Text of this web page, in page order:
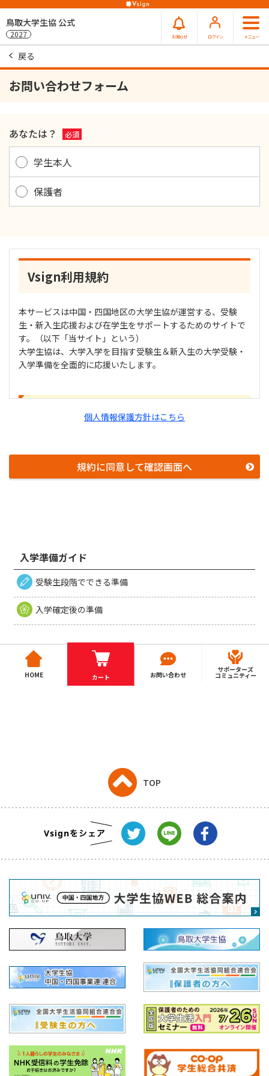
鳥取大学生協 公式
2027 お知らせ ログイン メニュー
戻る
お問い合わせフォーム
あなたは？ 必須
学生本人
保護者
Vsign利用規約
本サービスは中国・四国地区の大学生協が運営する、受験
生・新入生応援および在学生をサポートするためのサイトで
す。（以下「当サイト」という）
大学生協は、大学入学を目指す受験生＆新入生の大学受験・
入学準備を全面的に応援いたします。
ご利用規約 (2022年6月1日改正)
ユーザーの皆様は鳥取大学生活協同組合（以下「鳥取大学生
この利用規約の他に、当サイト内の個別サービスの利用規約
が存在する場合は、その利用規約の内容を承諾の上、利用す
ることになります。
また、当サイトからリンクされた大学生協中国四国事業連合
に属する会員大学生協（以下「会員大学生協」という）等の
他サイトの利用規約が存在する場合は、その利用規約の内容
2. ユーザーの資格
本サービスの利用に際して、情報を登録のうえ、アカ
ウントの作成（以下「生協アカウント」という）が必
要となる場合があります。この場合、ユーザーの皆さ
まは、真実、正確かつ完全な情報を登録しなければな
ません。
ユーザーの皆さまは、本サービスの利用にて認証情報
を登録する場合、これを不正に利用されないようご自
学生協は、登録された認証情報を利用して行われた一
切の行為を、ユーザーご本人の行為とみなすことがで
生協アカウントに関しては、「生協アカウント利用規
約」をご確認ください。
4. 禁止行為
皆様に当サイトを有益にご利用いただくため、当サイトでは
以下の行為が禁止されています。
個人情報保護方針はこちら
規約に同意して確認画面へ
入学準備ガイド
受験生段階でできる準備
入学確定後の準備
HOME カート お問い合わせ
サポーターズ
コミュニティー
TOP